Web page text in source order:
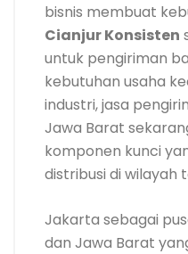
bisnis membuat
Cianjur Konsisten
untuk pengiriman
kebutuhan usaha
industri, jasa
Jawa Barat
komponen kunci
distribusi di wilayah
Jakarta sebagai
dan Jawa Barat